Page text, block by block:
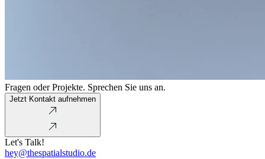
Fragen oder Projekte. Sprechen Sie uns an.
Jetzt Kontakt aufnehmen
Let's Talk!
hey@thespatialstudio.de